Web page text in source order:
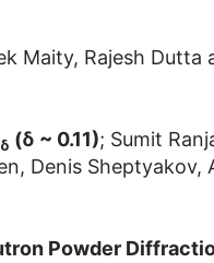
Maity, Rajesh Dutta
(δ ~ 0.11); Sumit
Denis Sheptyakov,
Powder